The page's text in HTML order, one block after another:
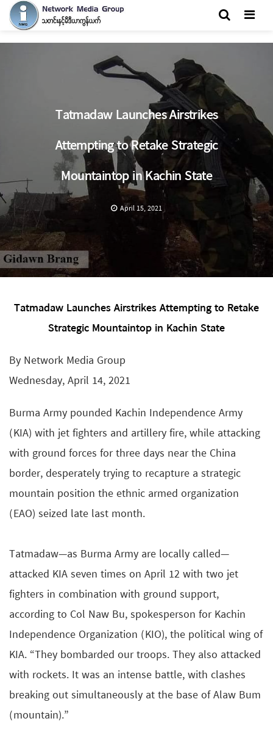
Tatmadaw Launches Airstrikes
Attempting to Retake Strategic
Mountaintop in Kachin State
April 15, 2021
Tatmadaw Launches Airstrikes Attempting to Retake
Strategic Mountaintop in Kachin State
By Network Media Group
Wednesday, April 14, 2021
Burma Army pounded Kachin Independence Army
(KIA) with jet fighters and artillery fire, while attacking
with ground forces for three days near the China
border, desperately trying to recapture a strategic
mountain position the ethnic armed organization
(EAO) seized late last month.
Tatmadaw—as Burma Army are locally called—
attacked KIA seven times on April 12 with two jet
fighters in combination with ground support,
according to Col Naw Bu, spokesperson for Kachin
Independence Organization (KIO), the political wing of
KIA. “They bombarded our troops. They also attacked
with rockets. It was an intense battle, with clashes
breaking out simultaneously at the base of Alaw Bum
(mountain).”